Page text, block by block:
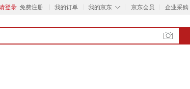
登录 免费注册 我的订单 ◇
我的京东 京东会员 企业采购